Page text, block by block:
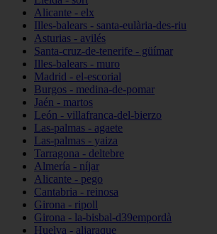
Alicante - elx
Illes-balears - santa-eulària-des-riu
Asturias - avilés
Santa-cruz-de-tenerife - güímar
Illes-balears - muro
Madrid - el-escorial
Burgos - medina-de-pomar
Jaén - martos
León - villafranca-del-bierzo
Las-palmas - agaete
Las-palmas - yaiza
Tarragona - deltebre
Almería - níjar
Alicante - pego
Cantabria - reinosa
Girona - ripoll
Girona - la-bisbal-d39empordà
Huelva - aljaraque